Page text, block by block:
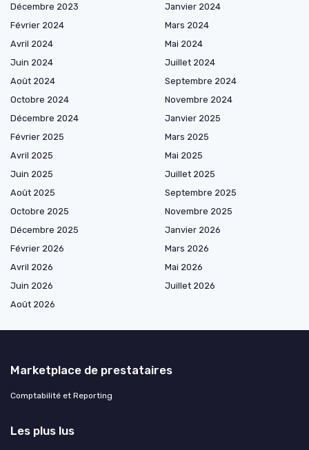
Décembre 2023
Janvier 2024
Février 2024
Mars 2024
Avril 2024
Mai 2024
Juin 2024
Juillet 2024
Août 2024
Septembre 2024
Octobre 2024
Novembre 2024
Décembre 2024
Janvier 2025
Février 2025
Mars 2025
Avril 2025
Mai 2025
Juin 2025
Juillet 2025
Août 2025
Septembre 2025
Octobre 2025
Novembre 2025
Décembre 2025
Janvier 2026
Février 2026
Mars 2026
Avril 2026
Mai 2026
Juin 2026
Juillet 2026
Août 2026
Marketplace de prestataires
Comptabilité et Reporting
Les plus lus